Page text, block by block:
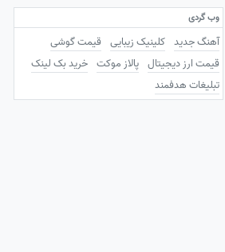
وب گردی
آهنگ جدید کلینیک زیبایی قیمت گوشی
قیمت ارز دیجیتال پالاز موکت خرید بک لینک
تبلیغات هدفمند